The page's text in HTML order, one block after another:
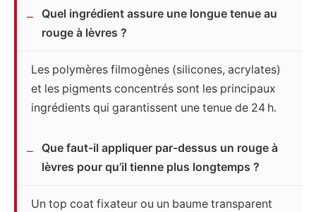
Quel ingrédient assure une longue tenue au
rouge à lèvres ?
Les polymères filmogènes (silicones, acrylates)
et les pigments concentrés sont les principaux
ingrédients qui garantissent une tenue de 24 h.
Que faut-il appliquer par-dessus un rouge à
lèvres pour qu’il tienne plus longtemps ?
Un top coat fixateur ou un baume transparent